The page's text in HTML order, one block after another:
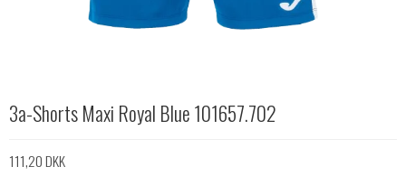
3a-Shorts Maxi Royal Blue 101657.702
111,20 DKK